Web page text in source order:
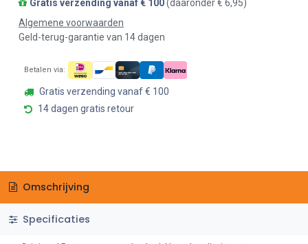
Gratis verzending vanaf € 100(daaronder € 6,95)
Algemene voorwaarden
Geld-terug-garantie van 14 dagen
Betalen via:
Gratis verzending vanaf € 100
14 dagen gratis retour
Omschrijving
Specificaties